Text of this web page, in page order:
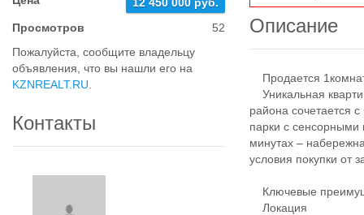
Просмотров
52
Пожалуйста, сообщите владельцу
объявления, что вы нашли его на
KZNREALT.RU
Контакты
Описание
Продается
Уникальная
района сочетается
парки с
минутах –
условия покупки от
Ключевые
Локация